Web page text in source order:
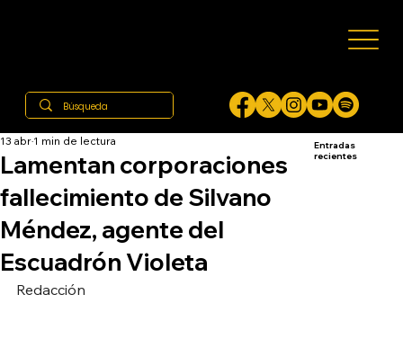
Lamentan corporaciones
fallecimiento de Silvano
Méndez, agente del
Escuadrón Violeta
13 abr 1 min de lectura
Redacción
Entradas
recientes